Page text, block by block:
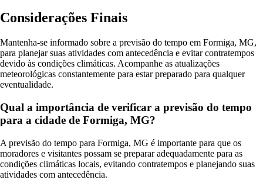
Considerações Finais
Mantenha-se informado sobre a previsão do tempo em Formiga, MG,
para planejar suas atividades com antecedência e evitar contratempos
devido às condições climáticas. Acompanhe as atualizações
meteorológicas constantemente para estar preparado para qualquer
eventualidade.
Qual a importância de verificar a previsão do tempo
para a cidade de Formiga, MG?
A previsão do tempo para Formiga, MG é importante para que os
moradores e visitantes possam se preparar adequadamente para as
condições climáticas locais, evitando contratempos e planejando suas
atividades com antecedência.